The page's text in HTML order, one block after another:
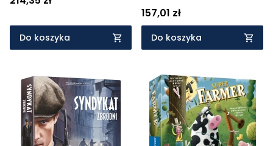
Do koszyka
157,01 zł
Do koszyka